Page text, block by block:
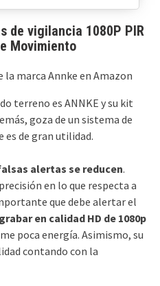
de vigilancia 1080P PIR
Movimiento
terreno es ANNKE y su kit
goza de un sistema de
es de gran utilidad.
alertas se reducen.
en lo que respecta a
que debe alertar el
grabar en calidad HD de 1080p
poca energía. Asimismo, su
contando con la